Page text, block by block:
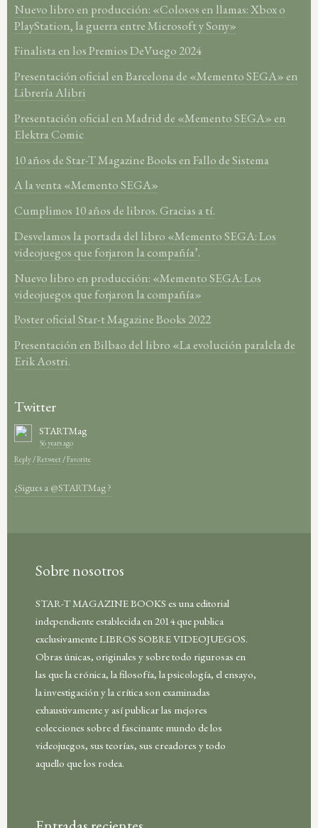
Nuevo libro en producción: «Colosos en llamas: Xbox o
PlayStation, la guerra entre Microsoft y Sony»
Finalista en los Premios DeVuego 2024
Presentación oficial en Barcelona de «Memento SEGA» en
Librería Alibri
Presentación oficial en Madrid de «Memento SEGA» en
Elektra Comic
10 años de Star-T Magazine Books en Fallo de Sistema
A la venta «Memento SEGA»
Cumplimos 10 años de libros. Gracias a tí.
Desvelamos la portada del libro «Memento SEGA: Los
videojuegos que forjaron la compañía’.
Nuevo libro en producción: «Memento SEGA: Los
videojuegos que forjaron la compañía»
Poster oficial Star-t Magazine Books 2022
Presentación en Bilbao del libro «La evolución paralela de
Erik Aostri.
Twitter
STARTMag
56 years ago
Reply /Retweet /Favorite
¿Sigues a @STARTMag ?
Sobre nosotros
STAR-T MAGAZINE BOOKS es una editorial
independiente establecida en 2014 que publica
exclusivamente LIBROS SOBRE VIDEOJUEGOS.
Obras únicas, originales y sobre todo rigurosas en
las que la crónica, la filosofía, la psicología, el ensayo,
la investigación y la crítica son examinadas
exhaustivamente y así publicar las mejores
colecciones sobre el fascinante mundo de los
videojuegos, sus teorías, sus creadores y todo
aquello que los rodea.